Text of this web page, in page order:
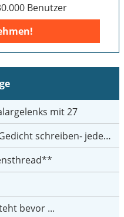
Benutzer
mit 27
schreiben- jeder einen Satz
bevor ...